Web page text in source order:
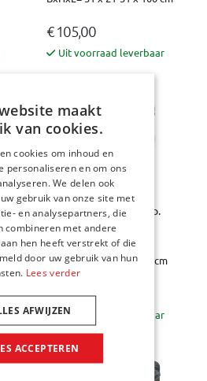
€ 105,00
Uit voorraad leverbaar
Trolleytas - 31x21 (exp.
31)x60
Met expansierits
BxHxL= 31 x 21-31 x 60 cm
€ 105,00
Uit voorraad leverbaar
maakt
van cookies.
cookies om inhoud en
personaliseren en om ons
We delen ook
gebruik van onze site met
en analysepartners, die
combineren met andere
hen heeft verstrekt of die
door uw gebruik van hun
Lees verder
ACCEPTEREN
AFWIJZEN